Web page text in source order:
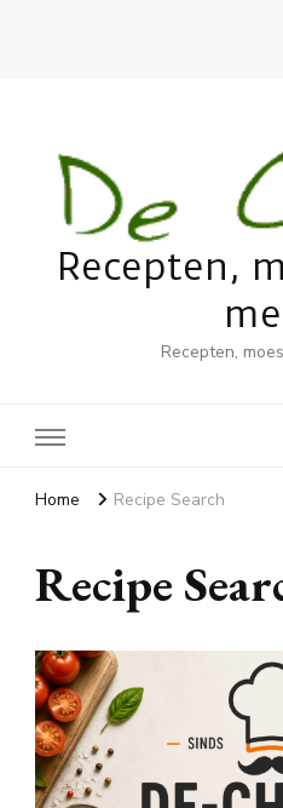
Recepten,
Recepten,
Home Recipe Search
Recipe